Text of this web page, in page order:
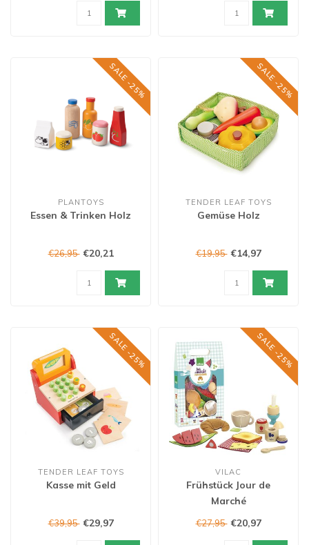
SALE -25%
PLANTOYS
Essen & Trinken Holz
€26,95 €20,21
SALE -25%
TENDER LEAF TOYS
Gemüse Holz
€19,95 €14,97
SALE -25%
TENDER LEAF TOYS
Kasse mit Geld
€39,95 €29,97
SALE -25%
VILAC
Frühstück Jour de
Marché
€27,95 €20,97